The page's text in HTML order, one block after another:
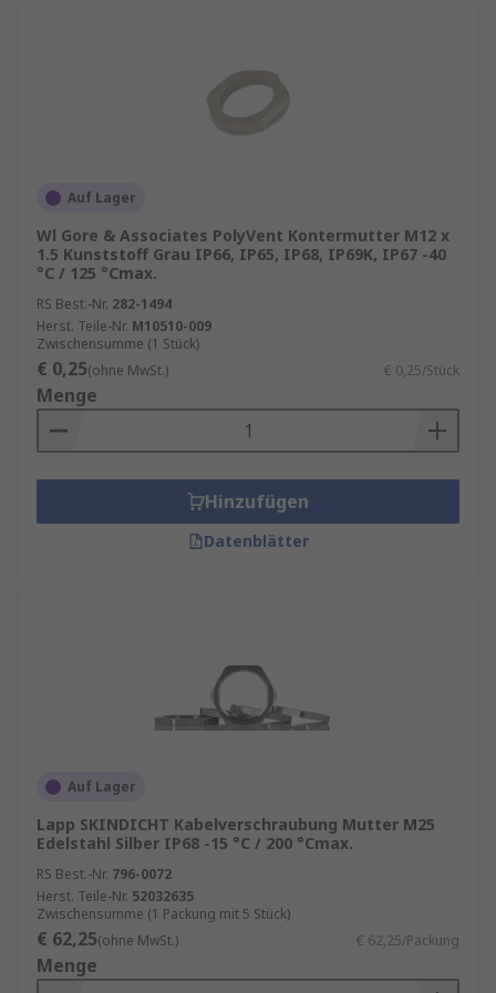
Auf Lager
Wl Gore & Associates PolyVent Kontermutter M12 x
1.5 Kunststoff Grau IP66, IP65, IP68, IP69K, IP67 -40
°C / 125 °Cmax.
RS Best.-Nr. 282-1494
Herst. Teile-Nr. M10510-009
Zwischensumme (1 Stück)
€ 0,25(ohne MwSt.) € 0,25/Stück
Menge
Hinzufügen
Datenblätter
Auf Lager
Lapp SKINDICHT Kabelverschraubung Mutter M25
Edelstahl Silber IP68 -15 °C / 200 °Cmax.
RS Best.-Nr. 796-0072
Herst. Teile-Nr. 52032635
Zwischensumme (1 Packung mit 5 Stück)
€ 62,25(ohne MwSt.) € 62,25/Packung
Menge